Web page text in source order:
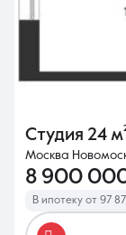
Студия 24
Москва
8 900
В ипотеку от 97